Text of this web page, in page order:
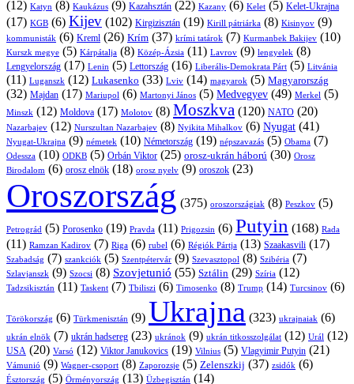
(12) Katyn (8) Kaukázus (9) Kazahsztán (22) Kazany (6) Kelet (5) Kelet-Ukrajna
(17) KGB (6) Kijev (102) Kirgizisztán (19) Kirill pátriárka (8) Kisinyov (9)
kommunisták (6) Kreml (26) Krím (37) krími tatárok (7) Kurmanbek Bakijev (10)
Kurszk megye (5) Kárpátalja (8) Közép-Ázsia (11) Lavrov (9) lengyelek (8)
Lengyelország (17) Lenin (5) Lettország (16) Liberális-Demokrata Párt (5) Litvánia
(11) Luganszk (12) Lukasenko (33) Lviv (14) magyarok (5) Magyarország
(32) Majdan (17) Mariupol (6) Martonyi János (5) Medvegyev (49) Merkel (5)
Minszk (12) Moldova (17) Molotov (8) Moszkva (120) NATO (20)
Nazarbajev (12) Nurszultan Nazarbajev (8) Nyikita Mihalkov (6) Nyugat (41)
Nyugat-Ukrajna (9) németek (10) Németország (19) népszavazás (5) Obama (7)
Odessza (10) ODKB (5) Orbán Viktor (25) orosz-ukrán háború (30) Orosz
Birodalom (6) orosz elnök (18) orosz nyelv (9) oroszok (23)
Oroszország (375) oroszországiak (8) Peszkov (5)
Petrográd (5) Porosenko (19) Pravda (11) Prigozsin (6) Putyin (168) Rada
(11) Ramzan Kadirov (7) Riga (6) rubel (6) Régiók Pártja (13) Szaakasvili (17)
Szabadság (7) szankciók (5) Szentpétervár (9) Szevasztopol (8) Szibéria (7)
Szlavjanszk (9) Szocsi (8) Szovjetunió (55) Sztálin (29) Szíria (12)
Tadzsikisztán (11) Taskent (7) Tbiliszi (6) Timosenko (8) Trump (14) Turcsinov (6)
Törökország (6) Türkmenisztán (9) Ukrajna (323) ukrajnaiak (6)
ukrán elnök (7) ukrán hadsereg (23) ukránok (9) ukrán titkosszolgálat (12) Urál (12)
USA (20) Varsó (12) Viktor Janukovics (19) Vilnius (5) Vlagyimir Putyin (21)
Vámunió (9) Wagner-csoport (8) Zaporozsje (5) Zelenszkij (37) zsidók (6)
Észtország (5) Örményország (13) Üzbegisztán (14)